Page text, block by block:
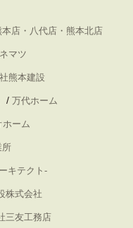
店・八代店・熊本北店
マツ
熊本建設
/ 万代ホーム
ホーム
所
キテクト-
株式会社
三友工務店